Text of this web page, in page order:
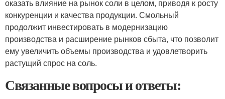
оказать влияние на рынок соли в целом, приводя к росту
конкуренции и качества продукции. Смольный
продолжит инвестировать в модернизацию
производства и расширение рынков сбыта, что позволит
ему увеличить объемы производства и удовлетворить
растущий спрос на соль.
Связанные вопросы и ответы: